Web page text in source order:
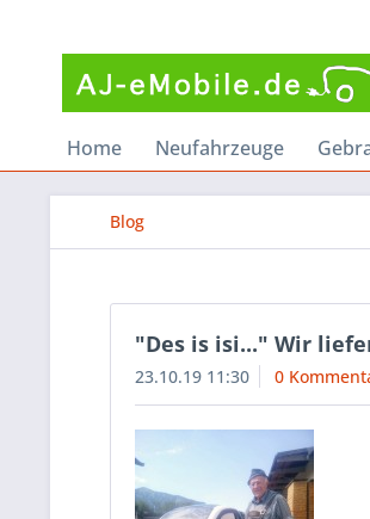
Home Neufahrzeuge
Blog
"Des is isi..." Wir
23.10.19 11:30 0